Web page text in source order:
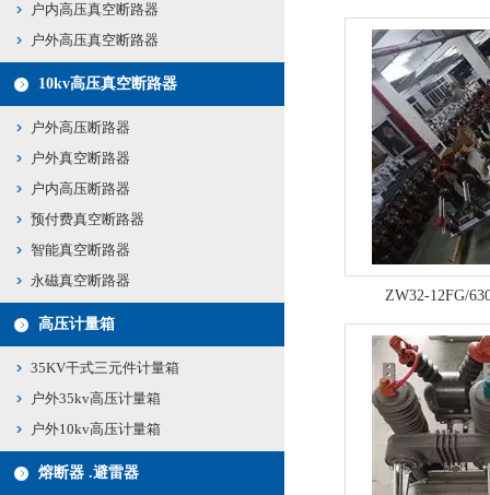
户内高压真空断路器
户外高压真空断路器
10kv高压真空断路器
户外高压断路器
户外真空断路器
户内高压断路器
预付费真空断路器
智能真空断路器
永磁真空断路器
高压计量箱
35KV干式三元件计量箱
户外35kv高压计量箱
户外10kv高压计量箱
熔断器 .避雷器
ZW32-12FG/